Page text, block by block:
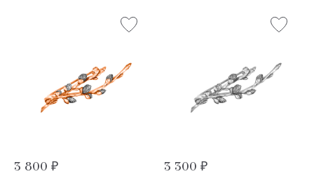
3 800 ₽ 3 300 ₽